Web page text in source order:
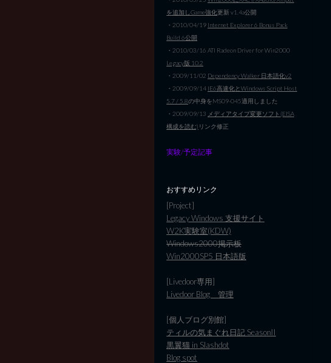
を追加しGame強化更新 v1.4a公開
・2010/04/19 Internet Explorer 6 Bonus Pack
Build 6公開
・2010/03/16 ATI Radeon Driver for Win2000
Legacy版 10.2
・2009/11/02 Dependency Walker 日本語化v2
・2009/09/14 IE6高速化とWindows Script Host
5.7 / 5.8の中身をMS09-045適用しました
・2009/09/13 メディアタイプ変更ソフト(EISA
構成を読む) リンク修正
実験/予定記事
おすすめリンク
[Project]
Legacy Windows 支援サイト
W2K実験室(KDW)
Windows2000掲示板
Win2000SP5 日本語版
[Livedoor専用]
Livedoor Blog 管理
[個人ブログ別館]
ティルの気まぐれ日記 SeasonII
黒翼猫 in Slashdot
Blog spot